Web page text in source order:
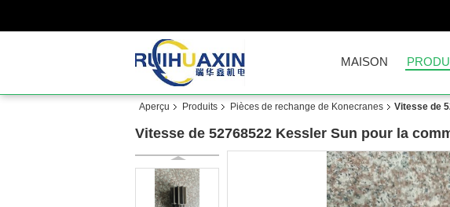
MAISON
Aperçu Produits Pièces de rechange de Konecranes Vitesse de
Vitesse de 52768522 Kessler Sun pour la